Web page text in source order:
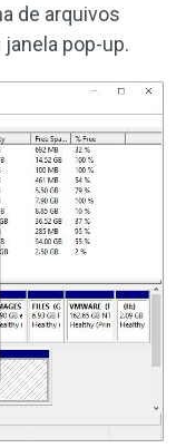
de arquivos
janela pop-up.